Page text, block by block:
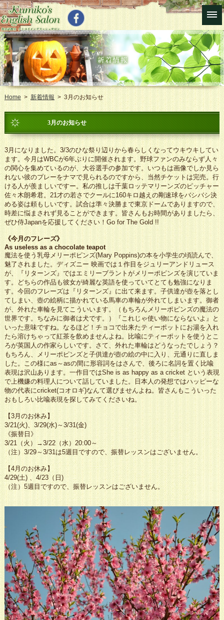
Home > 新着情報 > 3月のお知らせ
3月のお知らせ
3月になりました。3/3のひな祭り辺りから春らしくなってウキウキしてい
ます。今月はWBCが6年ぶりに開催されます。野球ファンのみならず人々
の関心を集めているのが、大谷選手の参加です。いつもは画像でしか見ら
れない彼のプレーをナマで見られるのですから、当然チケットは完売。行
ける人が羨ましいですー。私の推しは千葉ロッテマリーンズのピッチャー
佐々木朗希君。21才の若さでクールに160キロ越えの剛速球をバシバシ決
める姿は頼もしいです。試合は準々決勝まで東京ドームでありますので、
時差に悩まされず見ることができます。皆さんもお時間がありましたら、
ぜひ侍Japanを応援してください！Go for The Gold !!
《今月のフレーズ》
As useless as a chocolate teapot
魔法を使う乳母メリーポピンズ(Mary Poppins)の本を小学生の頃読んで、
魅了されました。ディズニー 映画では１作目をジュリーアンドリュース
が、『リターンズ』ではエミリーブラントがメリーポピンズを演じていま
す。どちらの作品も彼女が綺麗な英語を使っていてとても勉強になりま
す。今回のフレーズは『リターンズ』に出て来ます。子供達が壺を落とし
てしまい、壺の絵柄に描かれている馬車の車輪が外れてしまいます。御者
が、外れた車輪を見てこういいます。（もちろんメリーポピンズの魔法の
世界です。ちなみに御者は犬です。）『これじゃ使い物にならないよ』と
いった意味ですね。なるほど！チョコで出来たティーポットにお湯を入れ
たら溶けちゃって紅茶を飲めませんよね。比喩にティーポットを使うとこ
ろが英国人の作家らしいです。さて、外れた車輪はどうなったでしょう？
もちろん、メリーポピンズと子供達が壺の絵の中に入り、元通りに直しま
した。この様にas～asの間に形容詞をはさんで、後ろに名詞を置く比喩
表現は沢山あります。一作目ではShe is as happy as a cricket という表現
で上機嫌の料理人について話していました。日本人の発想ではハッピーな
物の代表にcricket(コオロギ)なんて選びませんよね。皆さんもこういった
おもしろい比喩表現を探してみてくださいね。
【3月のお休み】
3/21(火)、3/29(水)～3/31(金)
《振替日》
3/21（火）→3/22（水）20:00～
（注）3/29～3/31は5週目ですので、振替レッスンはございません。
【4月のお休み】
4/29(土) 、4/23（日)
（注）5週目ですので、振替レッスンはございません。